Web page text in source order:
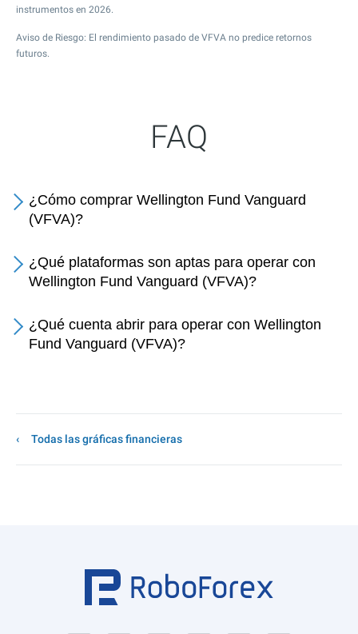
instrumentos en 2026.
Aviso de Riesgo: El rendimiento pasado de VFVA no predice retornos
futuros.
FAQ
¿Cómo comprar Wellington Fund Vanguard
(VFVA)?
¿Qué plataformas son aptas para operar con
Wellington Fund Vanguard (VFVA)?
¿Qué cuenta abrir para operar con Wellington
Fund Vanguard (VFVA)?
Todas las gráficas financieras